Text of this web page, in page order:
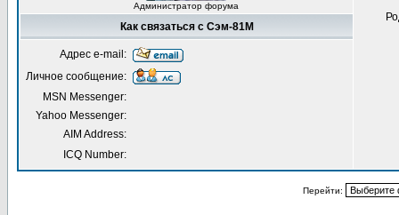
Администратор форума
Как связаться с Сэм-81М
Адрес e-mail:
Личное сообщение:
MSN Messenger:
Yahoo Messenger:
AIM Address:
ICQ Number:
Перейти: